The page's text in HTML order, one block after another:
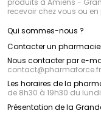
produits à Amiens -
recevoir chez vous ou
Qui sommes-nous ?
Contacter un
Nous contacter par e-
contact@pharmaforce.fr
Les horaires de la
de 8h30 à 19h30 du
Présentation de la